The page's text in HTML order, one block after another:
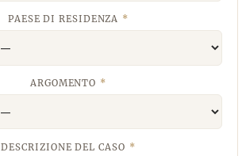
PAESE DI RESIDENZA *
ARGOMENTO *
DESCRIZIONE DEL CASO *